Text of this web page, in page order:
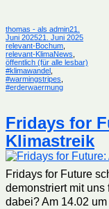
Autor
thomas - als adminVeröffentlicht
am
21.
Juni 202521. Juni 2025
relevant-Bochum,
relevant-KlimaNews,
öffentlich (für alle lesbar)
#klimawandel ,
#warmingstripes,
#erderwaermung
Fridays for
Klimastreik
Fridays for Future
demonstriert mit uns
dabei? Am 14.02